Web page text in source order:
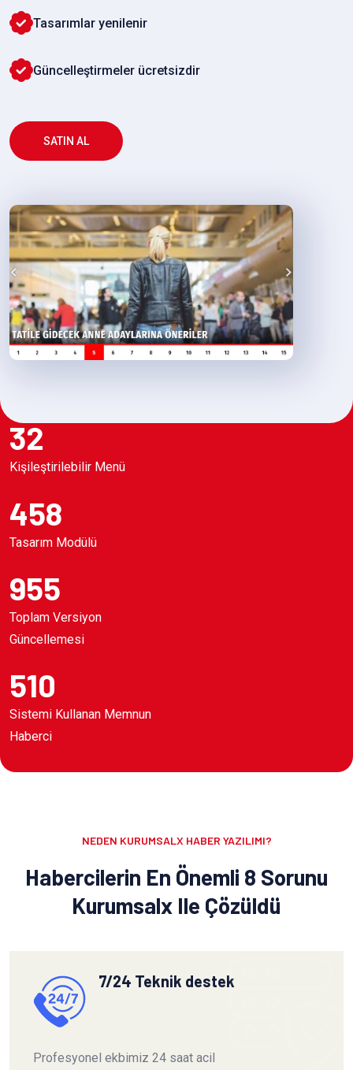
Tasarımlar yenilenir
Güncelleştirmeler ücretsizdir
SATIN AL
32
Kişileştirilebilir Menü
458
Tasarım Modülü
955
Toplam Versiyon
Güncellemesi
510
Sistemi Kullanan Memnun
Haberci
NEDEN KURUMSALX HABER YAZILIMI?
Habercilerin En Önemli 8 Sorunu
Kurumsalx Ile Çözüldü
7/24 Teknik destek
Profesyonel ekbimiz 24 saat acil